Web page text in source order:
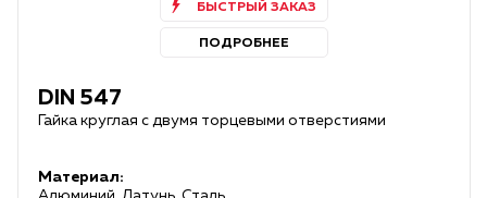
БЫСТРЫЙ ЗАКАЗ
ПОДРОБНЕЕ
DIN 547
Гайка круглая с двумя торцевыми отверстиями
Материал: